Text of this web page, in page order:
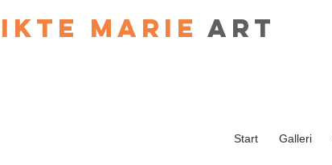
Marie art
Start Galleri